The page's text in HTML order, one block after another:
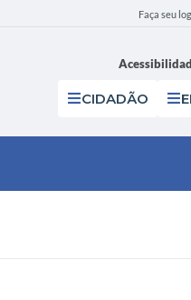
Faça seu
CIDADÃO